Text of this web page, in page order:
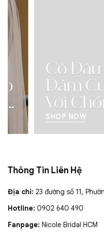
Cô Dâu
Đám Cưới
Với Chồng
SHOP NOW
Thông Tin Liên Hệ
Địa chỉ: 23 đường số 11,
Hotline: 0902 640 490
Fanpage: Nicole Bridal HCM